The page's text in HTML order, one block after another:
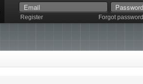
Register Forgot password